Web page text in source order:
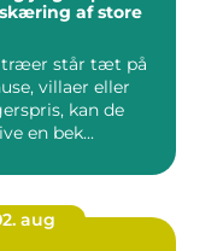
af store
træer står tæt på
villaer eller
kan de
en bek...
aug